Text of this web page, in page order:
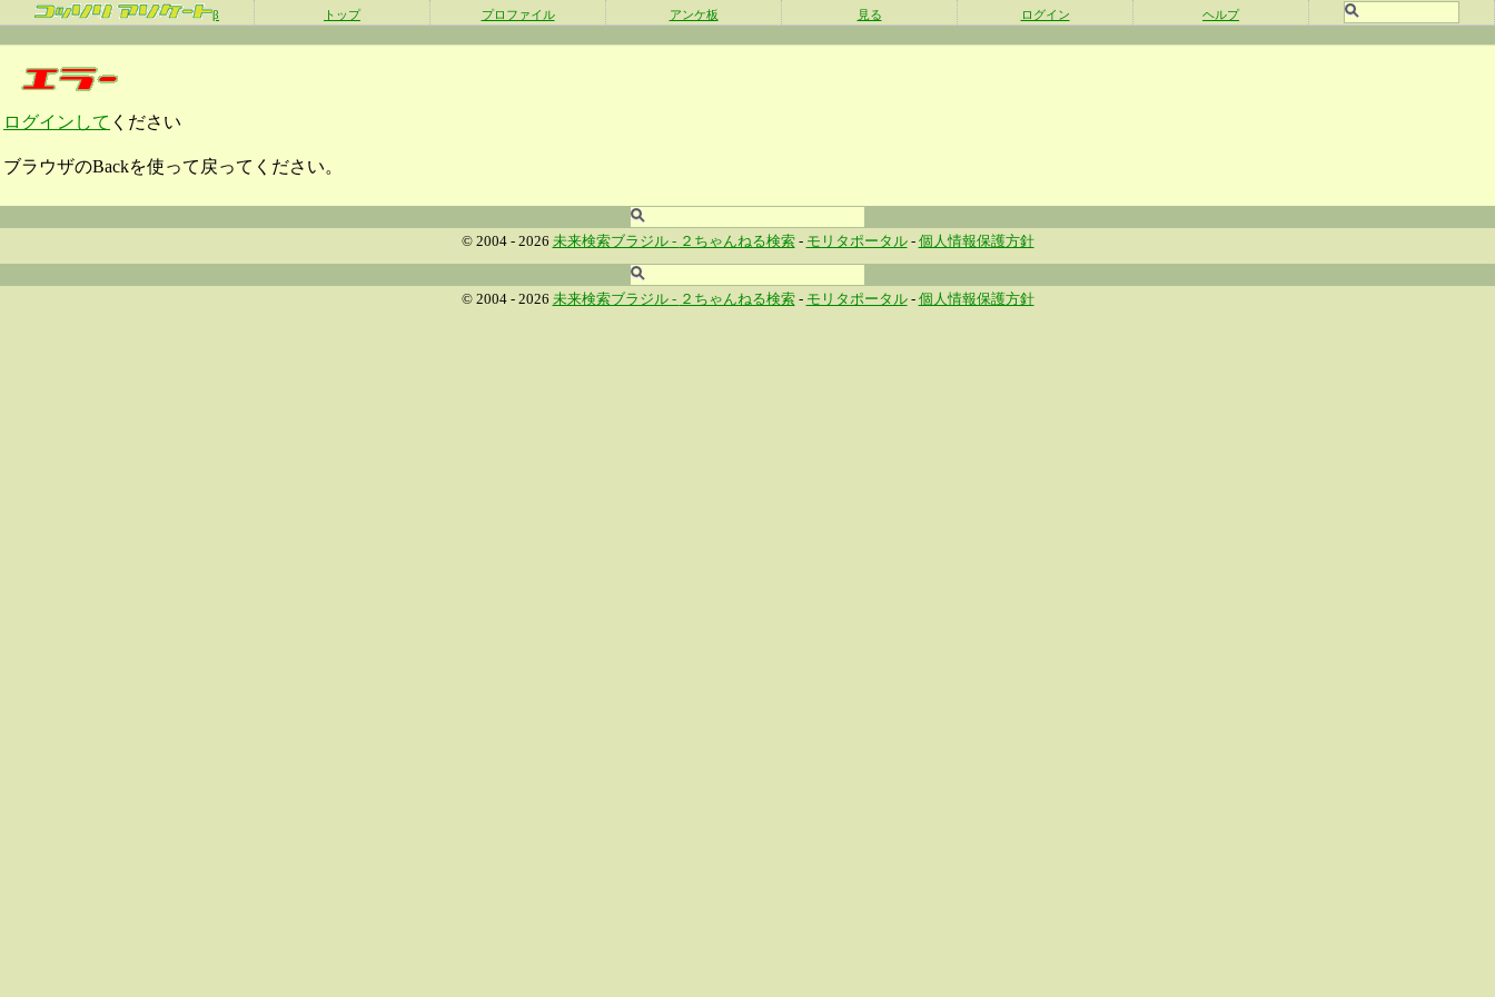
β トップ プロファイル アンケ板 見る ログイン ヘルプ
ログインして ください
ブラウザのBackを使って戻ってください。
© 2004 - 2026 未来検索ブラジル - ２ちゃんねる検索- モリタポータル- 個人情報保護方針
© 2004 - 2026 未来検索ブラジル - ２ちゃんねる検索- モリタポータル- 個人情報保護方針